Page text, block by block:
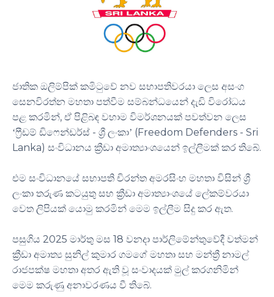
ජාතික ඔලිම්පික් කමිටුවේ නව සභාපතිවරයා ලෙස අසංග
සෙනවිරත්න මහතා පත්වීම සම්බන්ධයෙන් දැඩි විරෝධය
පළ කරමින්, ඒ පිළිබඳ වහාම විමර්ශනයක් පවත්වන ලෙස
‘ෆ්‍රීඩම් ඩිෆෙන්ඩර්ස් - ශ්‍රී ලංකා’ (Freedom Defenders - Sri
Lanka) සංවිධානය ක්‍රීඩා අමාත්‍යාංශයෙන් ඉල්ලීමක් කර තිබේ.
එම සංවිධානයේ සභාපති චිරන්ත අමරසිංහ මහතා විසින් ශ්‍රී
ලංකා තරුණ කටයුතු සහ ක්‍රීඩා අමාත්‍යාංශයේ ලේකම්වරයා
වෙත ලිපියක් යොමු කරමින් මෙම ඉල්ලීම සිදු කර ඇත.
පසුගිය 2025 මාර්තු මස 18 වනදා පාර්ලිමේන්තුවේදී වත්මන්
ක්‍රීඩා අමාත්‍ය සුනිල් කුමාර ගමගේ මහතා සහ මන්ත්‍රී නාමල්
රාජපක්ෂ මහතා අතර ඇති වූ සංවාදයක් මුල් කරගනිමින්
මෙම කරුණු අනාවරණය වී තිබේ.